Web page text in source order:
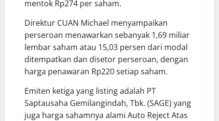
mentok Rp274 per saham.
Direktur CUAN Michael menyampaikan
perseroan menawarkan sebanyak 1,69 miliar
lembar saham atau 15,03 persen dari modal
ditempatkan dan disetor perseroan, dengan
harga penawaran Rp220 setiap saham.
Emiten ketiga yang listing adalah PT
Saptausaha Gemilangindah, Tbk. (SAGE) yang
juga harga sahamnya alami Auto Reject Atas